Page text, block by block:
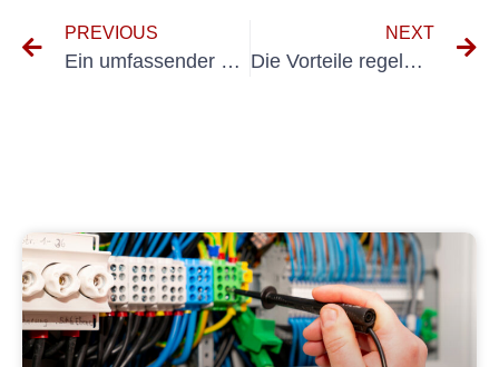
PREVIOUS
Ein umfassender Leitfaden zur DGUV Ortsveränderliche und ihre Auswirkungen auf die Sicherheitskultur
NEXT
Die Vorteile regelmäßiger Inspektionen und Wartungen für DGUV ortsveränderliche Betriebsmittel